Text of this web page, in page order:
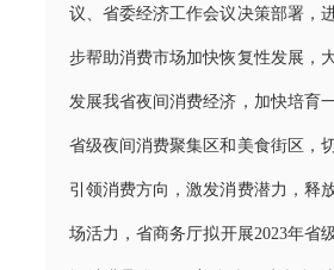
议、省委经济工作会议决策部署，
步帮助消费市场加快恢复性发展，
发展我省夜间消费经济，加快培育
省级夜间消费聚集区和美食街区，
引领消费方向，激发消费潜力，释
场活力，省商务厅拟开展2023年省